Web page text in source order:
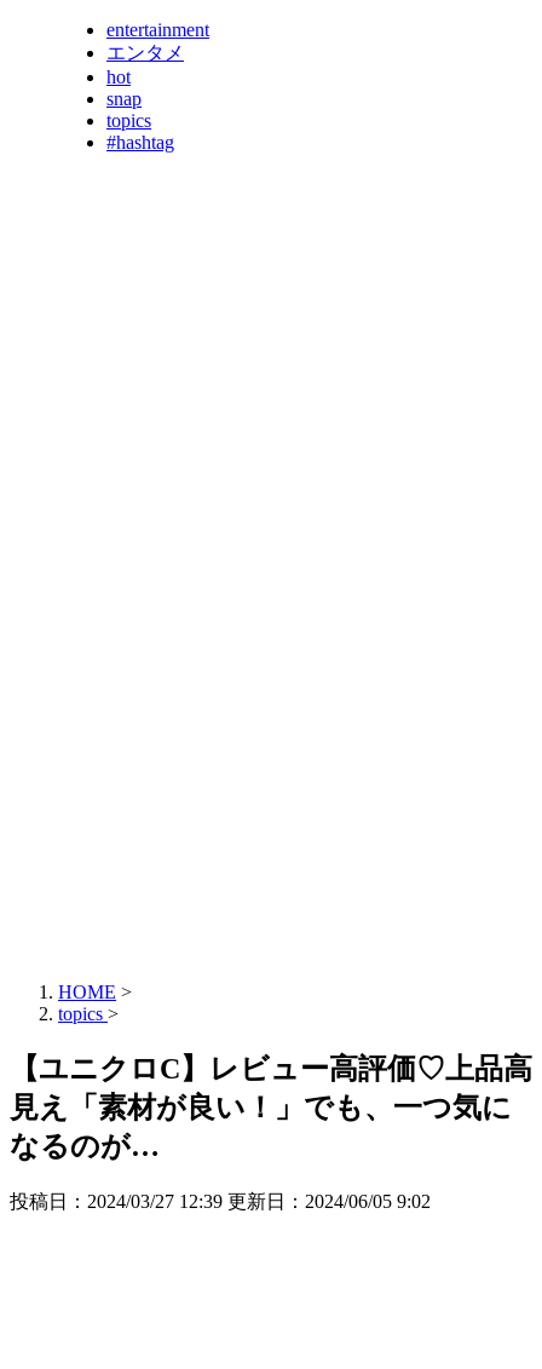
entertainment
エンタメ
hot
snap
topics
#hashtag
HOME >
topics >
【ユニクロC】レビュー高評価♡上品高
見え「素材が良い！」でも、一つ気に
なるのが…
投稿日：2024/03/27 12:39 更新日： 2024/06/05 9:02